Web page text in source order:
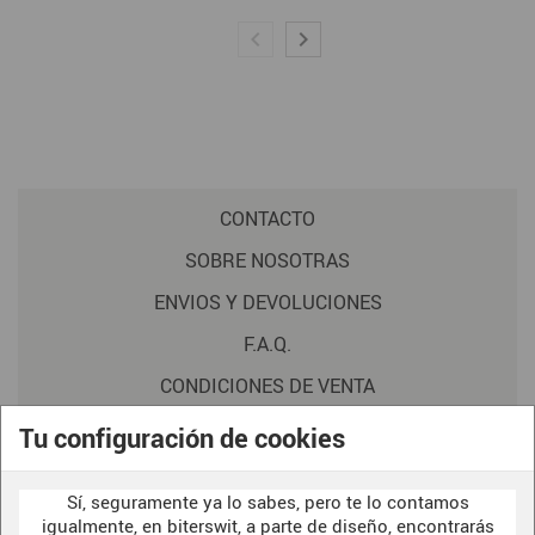
Tu configuración de cookies
Sí, seguramente ya lo sabes, pero te lo contamos
igualmente, en biterswit, a parte de diseño, encontrarás
CONTACTO
SOBRE NOSOTRAS
ENVIOS Y DEVOLUCIONES
F.A.Q.
CONDICIONES DE VENTA
POLITICA DE PRIVACIDAD
AVISO LEGAL
POLÍTICA DE COOKIES